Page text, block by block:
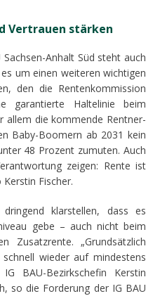
Vertrauen stärken
Anhalt Süd steht auch
um einen weiteren wichtigen
den die Rentenkommission
garantierte Haltelinie beim
allem die kommende Rentner-
Baby-Boomern ab 2031 kein
48 Prozent zumuten. Auch
zeigen: Rente ist
Fischer.
klarstellen, dass es
gebe – auch nicht beim
Zusatzrente. „Grundsätzlich
wieder auf mindestens
BAU-Bezirkschefin Kerstin
so die Forderung der IG BAU